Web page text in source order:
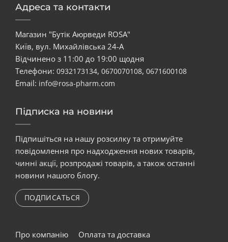
Адреса та контакти
Магазин "Бутік Аюрведи ROSA"
Київ, вул. Михайлівська 24-А
Відчинено з 11:00 до 19:00 щодня
Телефони: 0932173134, 0670070108, 0671600108
Email: info@rosa-pharm.com
Підписка на новини
Підпишіться на нашу розсилку та отримуйте
повідомлення про надходження нових товарів,
чинні акції, розпродажі товарів, а також останні
новини нашого блогу.
ПОДПИСАТЬСЯ
Про компанію Оплата та доставка